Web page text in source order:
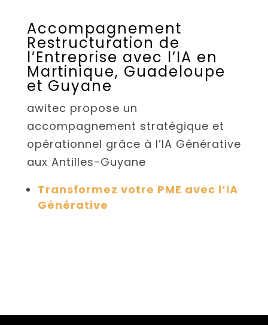
Accompagnement
Restructuration de
l’Entreprise avec l’IA en
Martinique, Guadeloupe
et Guyane
awitec propose un
accompagnement stratégique et
opérationnel grâce à l’IA Générative
aux Antilles-Guyane
Transformez votre PME avec l’IA
Générative